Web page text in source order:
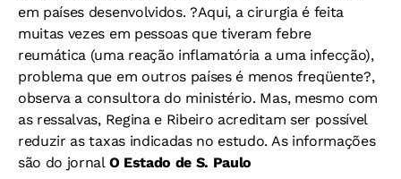
em países desenvolvidos. ?Aqui, a cirurgia é feita
muitas vezes em pessoas que tiveram febre
reumática (uma reação inflamatória a uma infecção),
problema que em outros países é menos freqüente?,
observa a consultora do ministério. Mas, mesmo com
as ressalvas, Regina e Ribeiro acreditam ser possível
reduzir as taxas indicadas no estudo. As informações
são do jornal O Estado de S. Paulo